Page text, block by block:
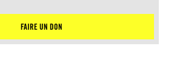
FAIRE UN DON